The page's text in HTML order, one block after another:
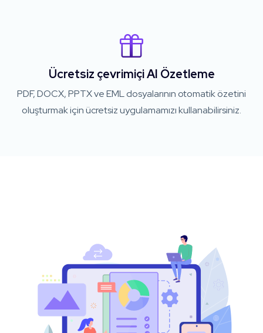
Ücretsiz çevrimiçi AI Özetleme
PDF, DOCX, PPTX ve EML dosyalarının otomatik özetini
oluşturmak için ücretsiz uygulamamızı kullanabilirsiniz.